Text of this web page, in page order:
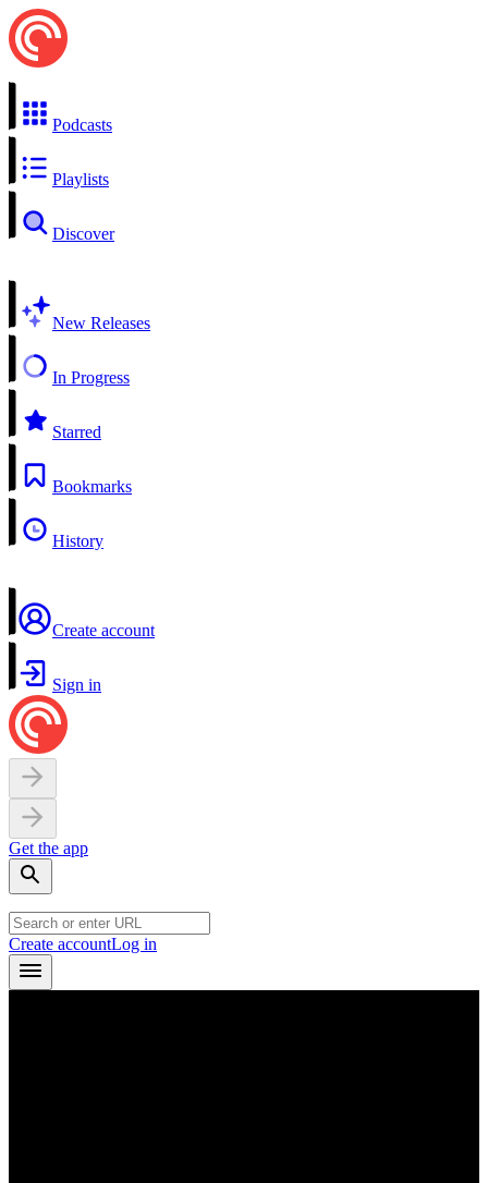
Podcasts
Playlists
Discover
New Releases
In Progress
Starred
Bookmarks
History
Create account
Sign in
Get the app
Create accountLog in